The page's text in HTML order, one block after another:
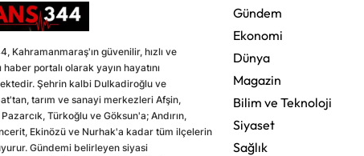
Kahramanmaraş'ın güvenilir, hızlı ve
haber portalı olarak yayın hayatını
Şehrin kalbi Dulkadiroğlu ve
tarım ve sanayi merkezleri Afşin,
Türkoğlu ve Göksun'a; Andırın,
Ekinözü ve Nurhak'a kadar tüm ilçelerin
Gündemi belirleyen siyasi
Gündem
Ekonomi
Dünya
Magazin
Bilim ve Teknoloji
Siyaset
Sağlık